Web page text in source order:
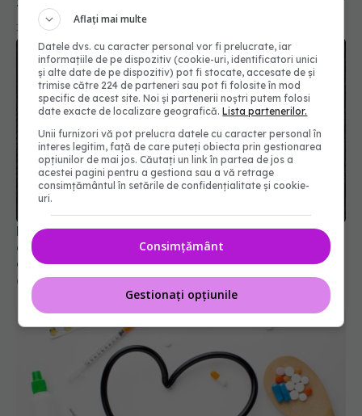
Tratamentul care protejează inima diabeticilor
30 mar 2026, 09:58
Medicamentele comune care îți fură vitaminele
din corp. Avertismentul farmaciștilor despre
efectele ascunse
01 iul 2026, 23:44
Aflați mai multe
Datele dvs. cu caracter personal vor fi prelucrate, iar
informațiile de pe dispozitiv (cookie-uri, identificatori unici
și alte date de pe dispozitiv) pot fi stocate, accesate de și
trimise către 224 de parteneri sau pot fi folosite în mod
specific de acest site. Noi și partenerii noștri putem folosi
date exacte de localizare geografică.Lista partenerilor.
Unii furnizori vă pot prelucra datele cu caracter personal în
interes legitim, față de care puteți obiecta prin gestionarea
opțiunilor de mai jos. Căutați un link în partea de jos a
acestei pagini pentru a gestiona sau a vă retrage
consimțământul în setările de confidențialitate și cookie-
uri.
Consimțământ
Gestionați opțiunile